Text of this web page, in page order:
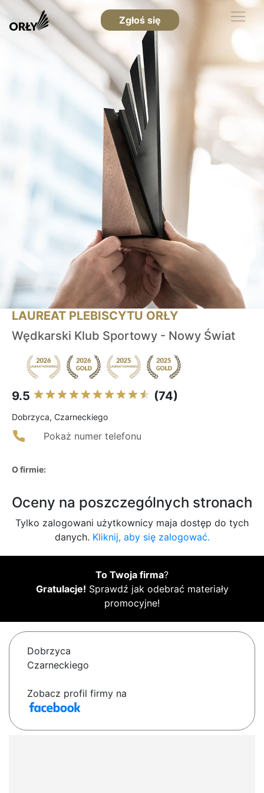
Zgłoś się
LAUREAT PLEBISCYTU ORŁY
Wędkarski Klub Sportowy - Nowy Świat
9.5 (74)
Dobrzyca, Czarneckiego
Pokaż numer telefonu
O firmie:
Oceny na poszczególnych stronach
Tylko zalogowani użytkownicy maja dostęp do tych
danych. Kliknij, aby się zalogować.
To Twoja firma?
Gratulacje! Sprawdź jak odebrać materiały
promocyjne!
Dobrzyca
Czarneckiego
Zobacz profil firmy na